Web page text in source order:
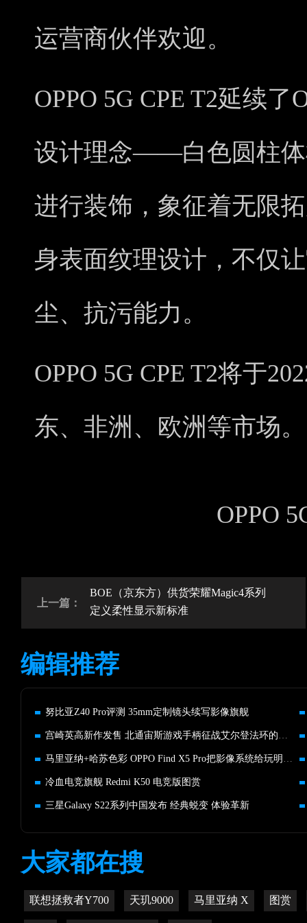
运营商伙伴欢迎。
OPPO 5G CPE T2延续
设计理念——白色圆柱体
进行装饰，象征着无限
身表面纹理设计，不仅
尘、抗污能力。
OPPO 5G CPE T2将于
东、非洲、欧洲等市场。
OPPO
上一篇：
BOE（京东方）供货荣耀Magic4系列
定义柔性显示新标准
编辑推荐
努比亚Z40 Pro评测 35mm定制镜头续写影像旗舰
宫崎英高新作发售 北通宙斯游戏手柄征战艾尔登法环的玩家首选
马里亚纳+哈苏色彩 OPPO Find X5 Pro把影像系统给玩明白了
冷血电竞旗舰 Redmi K50 电竞版图赏
三星Galaxy S22系列中国发布 经典蜕变 体验革新
大家都在搜
联想拯救者Y700 天玑9000 马里亚纳 X 图赏